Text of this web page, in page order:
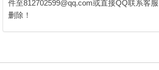
件至812702599@qq.com或直接QQ联系客
删除！